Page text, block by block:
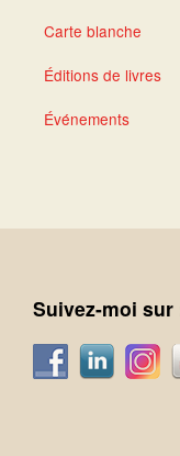
Carte blanche
Éditions de livres
Événements
Suivez-moi sur